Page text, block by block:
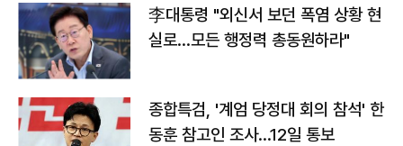
李대통령 "외신서 보던 폭염 상황 현
실로…모든 행정력 총동원하라"
종합특검, '계엄 당정대 회의 참석' 한
동훈 참고인 조사...12일 통보